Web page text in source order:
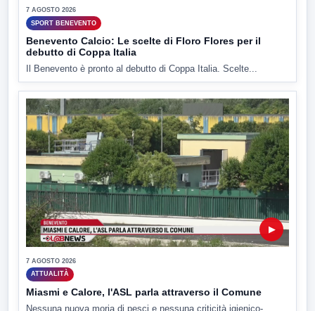
7 AGOSTO 2026
SPORT BENEVENTO
Benevento Calcio: Le scelte di Floro Flores per il
debutto di Coppa Italia
Il Benevento è pronto al debutto di Coppa Italia. Scelte...
▶
7 AGOSTO 2026
ATTUALITÀ
Miasmi e Calore, l'ASL parla attraverso il Comune
Nessuna nuova moria di pesci e nessuna criticità igienico-